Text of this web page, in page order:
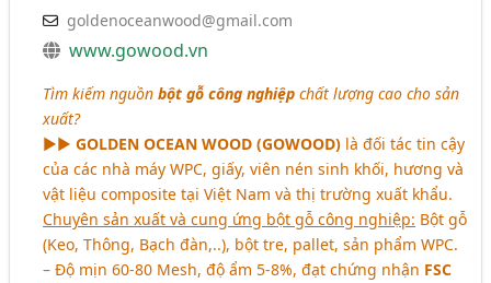
goldenoceanwood@gmail.com
www.gowood.vn
Tìm kiếm nguồnbột gỗ công nghiệp chất lượng cao cho sản
xuất?
►►GOLDEN OCEAN WOOD (GOWOOD) là đối tác tin cậy
của các nhà máy WPC, giấy, viên nén sinh khối, hương và
vật liệu composite tại Việt Nam và thị trường xuất khẩu.
Chuyên sản xuất và cung ứng bột gỗ công nghiệp: Bột gỗ
(Keo, Thông, Bạch đàn,..), bột tre, pallet, sản phẩm WPC.
– Độ mịn 60-80 Mesh, độ ẩm 5-8%, đạt chứng nhận FSC